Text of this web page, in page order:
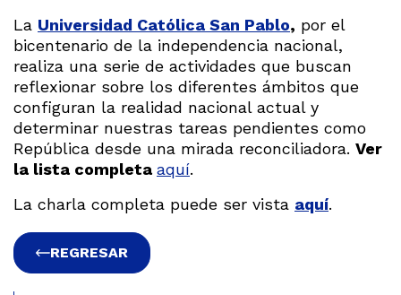
La Universidad Católica San Pablo, por el
bicentenario de la independencia nacional,
realiza una serie de actividades que buscan
reflexionar sobre los diferentes ámbitos que
configuran la realidad nacional actual y
determinar nuestras tareas pendientes como
República desde una mirada reconciliadora. Ver
la lista completa aquí.
La charla completa puede ser vista aquí.
REGRESAR